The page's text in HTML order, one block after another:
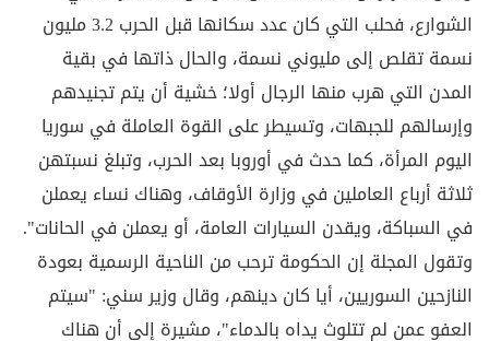
الشوارع، فحلب التي كان عدد سكانها قبل الحرب 3.2 مليون
نسمة تقلص إلى مليوني نسمة، والحال ذاتها في بقية
المدن التي هرب منها الرجال أولا؛ خشية أن يتم تجنيدهم
وإرسالهم للجبهات، وتسيطر على القوة العاملة في سوريا
اليوم المرأة، كما حدث في أوروبا بعد الحرب، وتبلغ نسبتهن
ثلاثة أرباع العاملين في وزارة الأوقاف، وهناك نساء يعملن
في السباكة، ويقدن السيارات العامة، أو يعملن في الحانات".
وتقول المجلة إن الحكومة ترحب من الناحية الرسمية بعودة
النازحين السوريين، أيا كان دينهم، وقال وزير سني: "سيتم
العفو عمن لم تتلوث يداه بالدماء"، مشيرة إلى أن هناك